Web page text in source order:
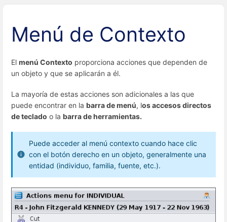
Menú de Contexto
El menú Contexto proporciona acciones que dependen de
un objeto y que se aplicarán a él.
La mayoría de estas acciones son adicionales a las que
puede encontrar en la barra de menú, los accesos directos
de teclado o la barra de herramientas.
Puede acceder al menú contexto cuando hace clic
con el botón derecho en un objeto, generalmente una
entidad (individuo, familia, fuente, etc.).